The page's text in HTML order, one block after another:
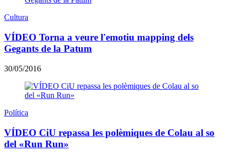
Cultura
VÍDEO Torna a veure l'emotiu mapping dels
Gegants de la Patum
30/05/2016
Política
VÍDEO CiU repassa les polèmiques de Colau al so
del «Run Run»